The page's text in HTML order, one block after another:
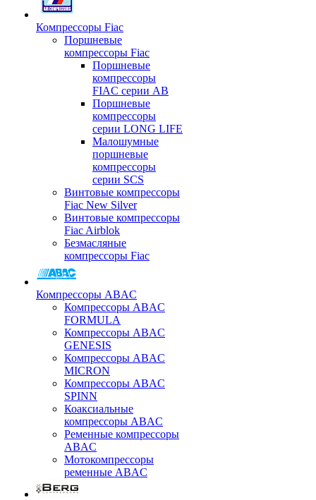
Компрессоры Fiac
Поршневые
компрессоры Fiac
Поршневые
компрессоры
FIAC серии AB
Поршневые
компрессоры
серии LONG LIFE
Малошумные
поршневые
компрессоры
серии SCS
Винтовые компрессоры
Fiac New Silver
Винтовые компрессоры
Fiac Airblok
Безмасляные
компрессоры Fiac
Компрессоры ABAC
Компрессоры ABAC
FORMULA
Компрессоры ABAC
GENESIS
Компрессоры ABAC
MICRON
Компрессоры ABAC
SPINN
Коаксиальные
компрессоры ABAC
Ременные компрессоры
ABAC
Мотокомпрессоры
ременные ABAC